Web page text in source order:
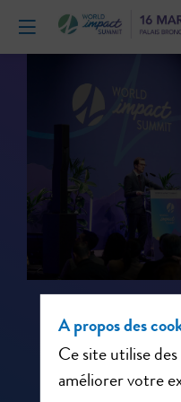
A propos des
Ce site utilise
améliorer votre